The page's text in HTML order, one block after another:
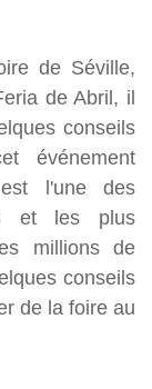
de Séville,
de Abril, il
conseils
événement
l'une des
et les plus
millions de
conseils
de la foire au